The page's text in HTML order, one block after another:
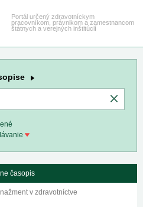
Portál určený zdravotníckym
pracovníkom, právnikom a zamestnancom
štátnych a verejných inštitúcií
časopis
v zdravotníctve